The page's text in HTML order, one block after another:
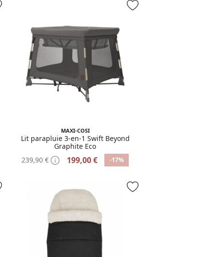
MAXI-COSI
Lit parapluie 3-en-1 Swift Beyond
Graphite Eco
239,90 €
199,00 € -17%